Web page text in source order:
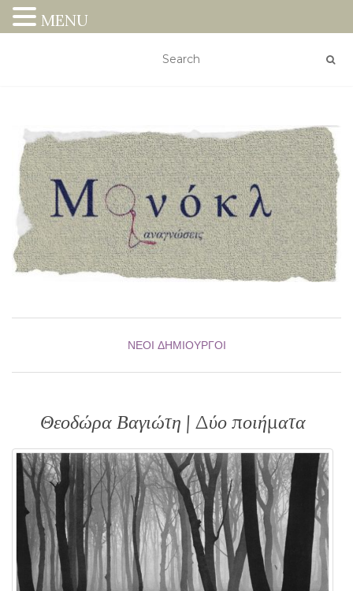
ΝΈΟΙ ΔΗΜΙΟΥΡΓΟΊ
Θεοδώρα Βαγιώτη | Δύο ποιήματα
MENU